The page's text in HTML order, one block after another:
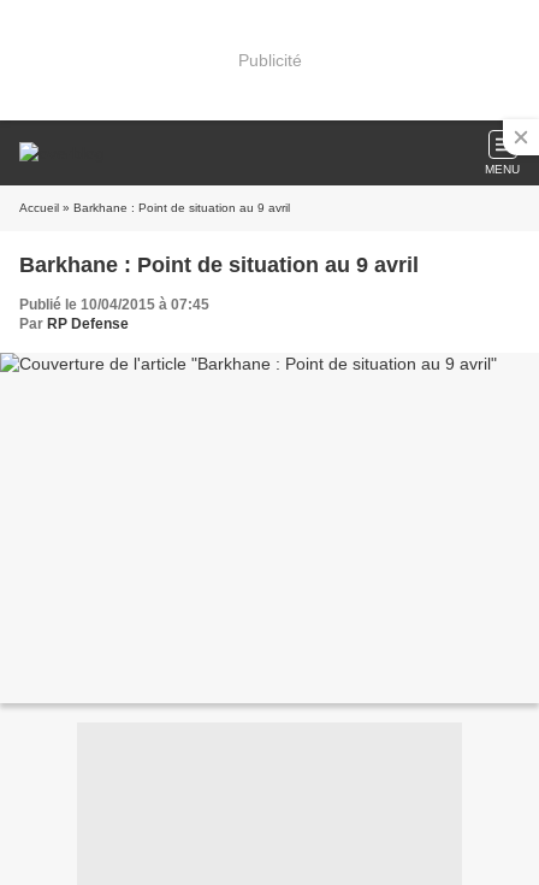
Publicité
MENU
Accueil » Barkhane : Point de situation au 9 avril
Barkhane : Point de situation au 9 avril
Publié le 10/04/2015 à 07:45
Par RP Defense